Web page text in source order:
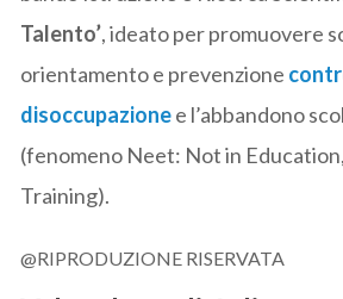
Talento’, ideato per promuovere
orientamento e prevenzione
disoccupazionee l’abbandono
(fenomeno Neet: Not in
Training).
@RIPRODUZIONE RISERVATA